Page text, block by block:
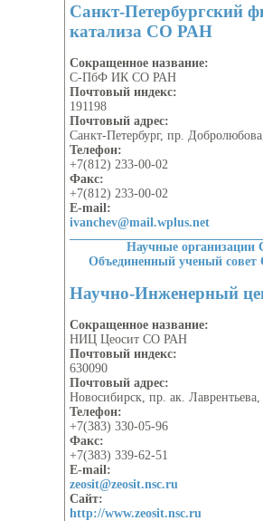
Санкт-Петербургский
катализа СО РАН
Сокращенное название:
С-ПбФ ИК СО РАН
Почтовый индекс:
191198
Почтовый адрес:
Санкт-Петербург, пр.
Телефон:
+7(812) 233-00-02
Факс:
+7(812) 233-00-02
E-mail:
ivanchev@mail.wplus.net
Научные организации
Объединенный ученый
Научно-Инженерный
Сокращенное название:
НИЦ Цеосит СО РАН
Почтовый индекс:
630090
Почтовый адрес:
Новосибирск, пр. ак. Лаврентьева,
Телефон:
+7(383) 330-05-96
Факс:
+7(383) 339-62-51
E-mail:
zeosit@zeosit.nsc.ru
Сайт:
http://www.zeosit.nsc.ru